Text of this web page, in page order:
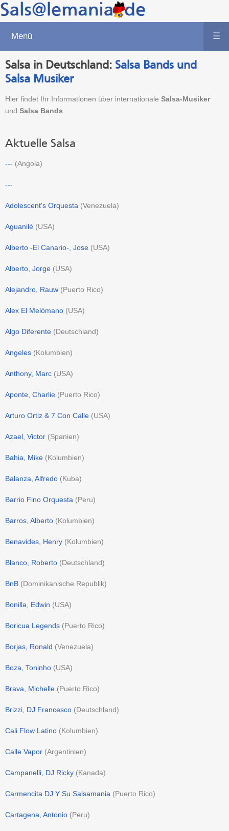
Menü ☰
Salsa in Deutschland: Salsa Bands und
Salsa Musiker
Hier findet Ihr Informationen über internationale Salsa-Musiker
und Salsa Bands
Aktuelle Salsa
--- (Angola)
---
Adolescent's Orquesta (Venezuela)
Aguanilé (USA)
Alberto -El Canario-, Jose (USA)
Alberto, Jorge (USA)
Alejandro, Rauw (Puerto Rico)
Alex El Melómano (USA)
Algo Diferente (Deutschland)
Angeles (Kolumbien)
Anthony, Marc (USA)
Aponte, Charlie (Puerto Rico)
Arturo Ortiz & 7 Con Calle (USA)
Azael, Victor (Spanien)
Bahia, Mike (Kolumbien)
Balanza, Alfredo (Kuba)
Barrio Fino Orquesta (Peru)
Barros, Alberto (Kolumbien)
Benavides, Henry (Kolumbien)
Blanco, Roberto (Deutschland)
BnB (Dominikanische Republik)
Bonilla, Edwin (USA)
Boricua Legends (Puerto Rico)
Borjas, Ronald (Venezuela)
Boza, Toninho (USA)
Brava, Michelle (Puerto Rico)
Brizzi, DJ Francesco (Deutschland)
Cali Flow Latino (Kolumbien)
Calle Vapor (Argentinien)
Campanelli, DJ Ricky (Kanada)
Carmencita DJ Y Su Salsamania (Puerto Rico)
Cartagena, Antonio (Peru)